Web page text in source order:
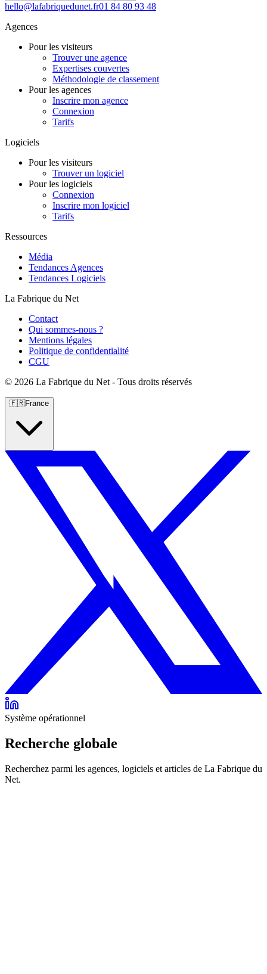
hello@lafabriquedunet.fr01 84 80 93 48
Agences
Pour les visiteurs
Trouver une agence
Expertises couvertes
Méthodologie de classement
Pour les agences
Inscrire mon agence
Connexion
Tarifs
Logiciels
Pour les visiteurs
Trouver un logiciel
Pour les logiciels
Connexion
Inscrire mon logiciel
Tarifs
Ressources
Média
Tendances Agences
Tendances Logiciels
La Fabrique du Net
Contact
Qui sommes-nous ?
Mentions légales
Politique de confidentialité
CGU
© 2026 La Fabrique du Net - Tous droits réservés
🇫🇷France
Système opérationnel
Recherche globale
Recherchez parmi les agences, logiciels et articles de La Fabrique du
Net.